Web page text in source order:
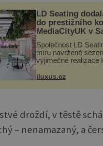
LD Seating
do prestižního
MediaCityUK v
Společnost LD
míru navržené
výjimečné realizace
Salfordu – konkrétně
Komplex budov
iluxus.cz
droždí, v těstě
– nenamazaný, a